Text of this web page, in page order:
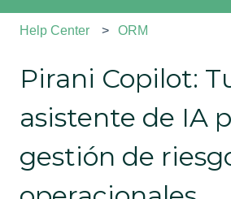
Help Center ORM
Pirani Copilot:
asistente de IA
gestión de